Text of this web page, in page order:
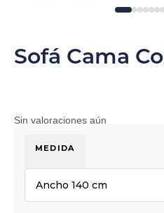
Sofá Cama
Sin valoraciones aún
MEDIDA